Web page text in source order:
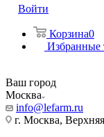
Войти
Корзина0
Избранные
Ваш город
Москва
info@lefarm.ru
г. Москва,